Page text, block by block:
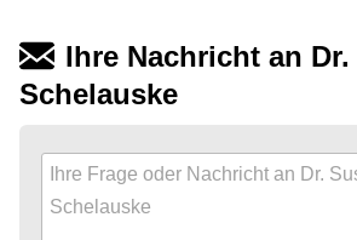
Ihre Nachricht an
Schelauske